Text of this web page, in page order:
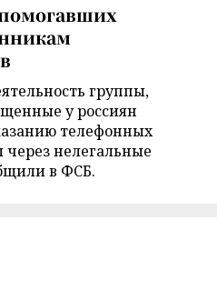
группы,
у россиян
телефонных
нелегальные
в ФСБ.